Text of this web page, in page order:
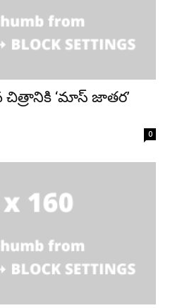
చిత్రానికి ‘మాస్ జాతర’
0